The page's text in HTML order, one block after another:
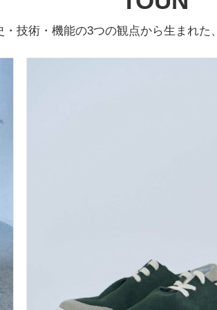
・技術・機能の3つの観点から生まれた